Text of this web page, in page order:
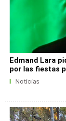
Edmand Lara
por las fiestas
Noticias